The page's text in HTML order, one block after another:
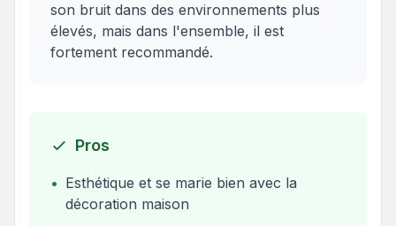
son bruit dans des environnements plus
élevés, mais dans l'ensemble, il est
fortement recommandé.
Pros
• Esthétique et se marie bien avec la
décoration maison